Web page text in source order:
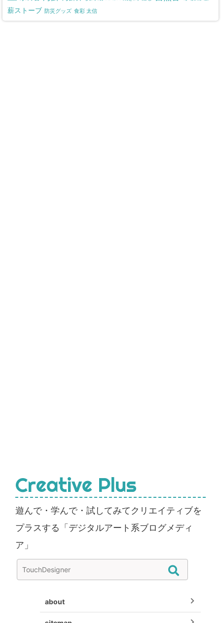
薪ストーブ 防災グッズ 食彩 太信
Creative Plus
遊んで・学んで・試してみてクリエイティブを
プラスする「デジタルアート系ブログメディ
ア」
about